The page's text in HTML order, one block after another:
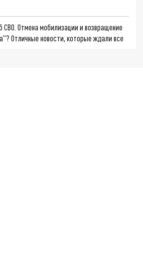
СВО. Отмена мобилизации и возвращение
Отличные новости, которые ждали все